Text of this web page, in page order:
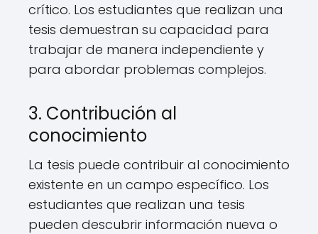
crítico. Los estudiantes que realizan una
tesis demuestran su capacidad para
trabajar de manera independiente y
para abordar problemas complejos.
3. Contribución al
conocimiento
La tesis puede contribuir al conocimiento
existente en un campo específico. Los
estudiantes que realizan una tesis
pueden descubrir información nueva o